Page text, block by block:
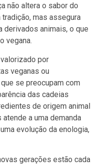
não altera o sabor do
tradição, mas assegura
derivados animais, o que
vegana.
por
veganas ou
se preocupam com
das cadeias
de origem animal
a uma demanda
evolução da enologia,
gerações estão cada